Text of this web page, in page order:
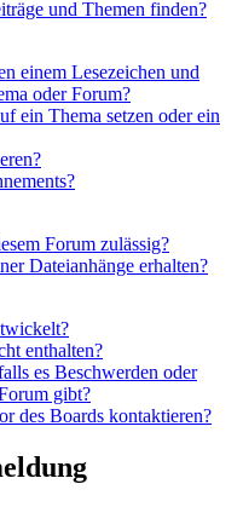
und Themen finden?
einem Lesezeichen und
oder Forum?
ein Thema setzen oder ein
Forum zulässig?
Dateianhänge erhalten?
enthalten?
es Beschwerden oder
gibt?
des Boards kontaktieren?